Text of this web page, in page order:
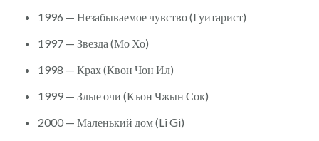
1996 — Незабываемое чувство (Гуитарист)
1997 — Звезда (Мо Хо)
1998 — Крах (Квон Чон Ил)
1999 — Злые очи (Къон Чжын Сок)
2000 — Маленький дом (Li Gi)